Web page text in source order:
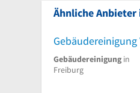
Ähnliche Anbieter
Gebäudereinigung
Gebäudereinigung in
Freiburg